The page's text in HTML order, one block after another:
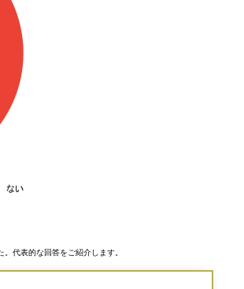
代表的な回答をご紹介します。